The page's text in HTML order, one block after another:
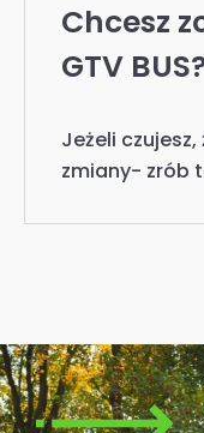
Chcesz
GTV
Jeżeli czujesz,
zmiany- zrób